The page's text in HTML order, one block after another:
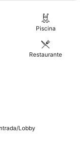
Piscina
Restaurante
Lobby